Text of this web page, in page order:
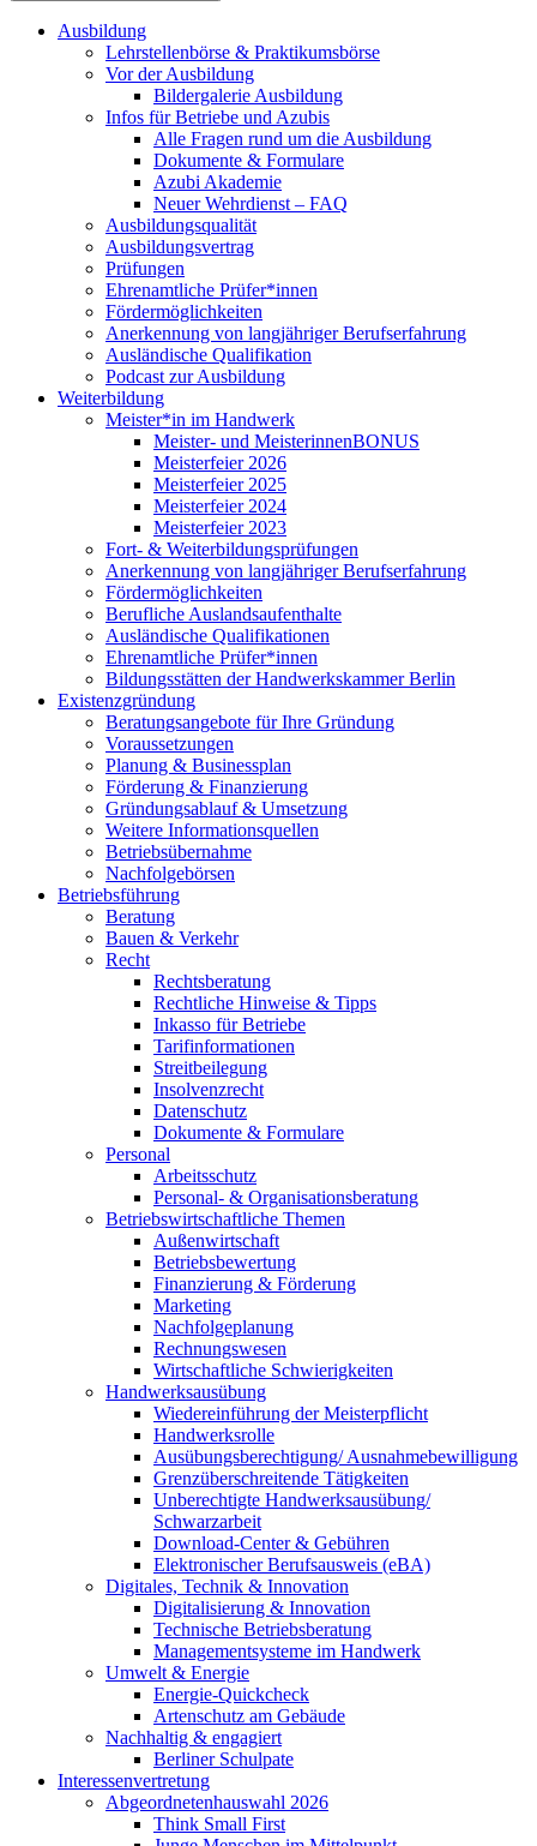
Ausbildung
Lehrstellenbörse & Praktikumsbörse
Vor der Ausbildung
Bildergalerie Ausbildung
Infos für Betriebe und Azubis
Alle Fragen rund um die Ausbildung
Dokumente & Formulare
Azubi Akademie
Neuer Wehrdienst – FAQ
Ausbildungsqualität
Ausbildungsvertrag
Prüfungen
Ehrenamtliche Prüfer*innen
Fördermöglichkeiten
Anerkennung von langjähriger Berufserfahrung
Ausländische Qualifikation
Podcast zur Ausbildung
Weiterbildung
Meister*in im Handwerk
Meister- und MeisterinnenBONUS
Meisterfeier 2026
Meisterfeier 2025
Meisterfeier 2024
Meisterfeier 2023
Fort- & Weiterbildungsprüfungen
Anerkennung von langjähriger Berufserfahrung
Fördermöglichkeiten
Berufliche Auslandsaufenthalte
Ausländische Qualifikationen
Ehrenamtliche Prüfer*innen
Bildungsstätten der Handwerkskammer Berlin
Existenzgründung
Beratungsangebote für Ihre Gründung
Voraussetzungen
Planung & Businessplan
Förderung & Finanzierung
Gründungsablauf & Umsetzung
Weitere Informationsquellen
Betriebsübernahme
Nachfolgebörsen
Betriebsführung
Beratung
Bauen & Verkehr
Recht
Rechtsberatung
Rechtliche Hinweise & Tipps
Inkasso für Betriebe
Tarifinformationen
Streitbeilegung
Insolvenzrecht
Datenschutz
Dokumente & Formulare
Personal
Arbeitsschutz
Personal- & Organisationsberatung
Betriebswirtschaftliche Themen
Außenwirtschaft
Betriebsbewertung
Finanzierung & Förderung
Marketing
Nachfolgeplanung
Rechnungswesen
Wirtschaftliche Schwierigkeiten
Handwerksausübung
Wiedereinführung der Meisterpflicht
Handwerksrolle
Ausübungsberechtigung/ Ausnahmebewilligung
Grenzüberschreitende Tätigkeiten
Unberechtigte Handwerksausübung/
Schwarzarbeit
Download-Center & Gebühren
Elektronischer Berufsausweis (eBA)
Digitales, Technik & Innovation
Digitalisierung & Innovation
Technische Betriebsberatung
Managementsysteme im Handwerk
Umwelt & Energie
Energie-Quickcheck
Artenschutz am Gebäude
Nachhaltig & engagiert
Berliner Schulpate
Interessenvertretung
Abgeordnetenhauswahl 2026
Think Small First